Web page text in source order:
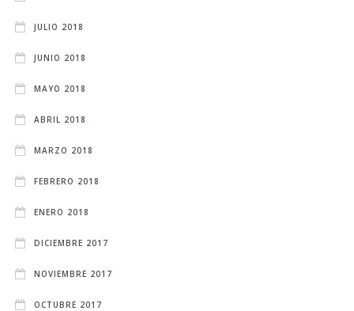
JULIO 2018
JUNIO 2018
MAYO 2018
ABRIL 2018
MARZO 2018
FEBRERO 2018
ENERO 2018
DICIEMBRE 2017
NOVIEMBRE 2017
OCTUBRE 2017